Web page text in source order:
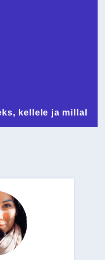
kellele ja millal